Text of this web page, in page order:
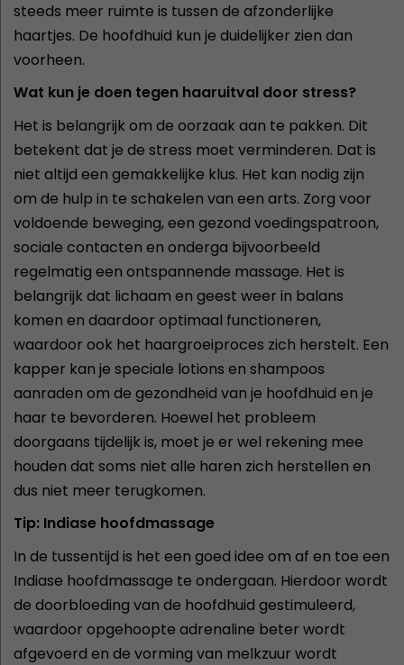
steeds meer ruimte is tussen de afzonderlijke
haartjes. De hoofdhuid kun je duidelijker zien dan
voorheen.
Wat kun je doen tegen haaruitval door stress?
Het is belangrijk om de oorzaak aan te pakken. Dit
betekent dat je de stress moet verminderen. Dat is
niet altijd een gemakkelijke klus. Het kan nodig zijn
om de hulp in te schakelen van een arts. Zorg voor
voldoende beweging, een gezond voedingspatroon,
sociale contacten en onderga bijvoorbeeld
regelmatig een ontspannende massage. Het is
belangrijk dat lichaam en geest weer in balans
komen en daardoor optimaal functioneren,
waardoor ook het haargroeiproces zich herstelt. Een
kapper kan je speciale lotions en shampoos
aanraden om de gezondheid van je hoofdhuid en je
haar te bevorderen. Hoewel het probleem
doorgaans tijdelijk is, moet je er wel rekening mee
houden dat soms niet alle haren zich herstellen en
dus niet meer terugkomen.
Tip: Indiase hoofdmassage
In de tussentijd is het een goed idee om af en toe een
Indiase hoofdmassage te ondergaan. Hierdoor wordt
de doorbloeding van de hoofdhuid gestimuleerd,
waardoor opgehoopte adrenaline beter wordt
afgevoerd en de vorming van melkzuur wordt